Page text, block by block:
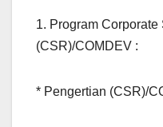
1. Program
(CSR)/COMDEV :
* Pengertian (CSR)/